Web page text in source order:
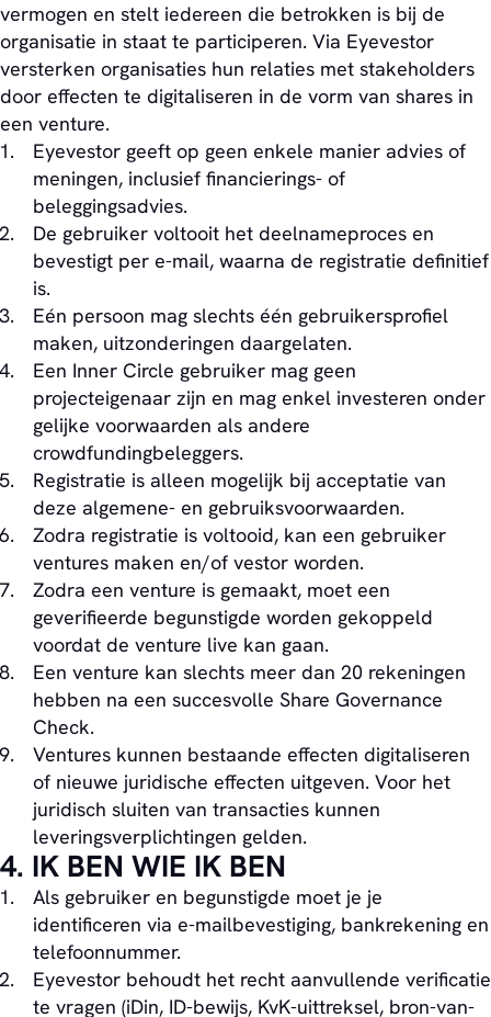
vermogen en stelt iedereen die betrokken is bij de
organisatie in staat te participeren. Via Eyevestor
versterken organisaties hun relaties met stakeholders
door effecten te digitaliseren in de vorm van shares in
een venture.
Eyevestor geeft op geen enkele manier advies of
meningen, inclusief financierings- of
beleggingsadvies.
De gebruiker voltooit het deelnameproces en
bevestigt per e-mail, waarna de registratie definitief
is.
Eén persoon mag slechts één gebruikersprofiel
maken, uitzonderingen daargelaten.
Een Inner Circle gebruiker mag geen
projecteigenaar zijn en mag enkel investeren onder
gelijke voorwaarden als andere
crowdfundingbeleggers.
Registratie is alleen mogelijk bij acceptatie van
deze algemene- en gebruiksvoorwaarden.
Zodra registratie is voltooid, kan een gebruiker
ventures maken en/of vestor worden.
Zodra een venture is gemaakt, moet een
geverifieerde begunstigde worden gekoppeld
voordat de venture live kan gaan.
Een venture kan slechts meer dan 20 rekeningen
hebben na een succesvolle Share Governance
Check.
Ventures kunnen bestaande effecten digitaliseren
of nieuwe juridische effecten uitgeven. Voor het
juridisch sluiten van transacties kunnen
leveringsverplichtingen gelden.
4. IK BEN WIE IK BEN
Als gebruiker en begunstigde moet je je
identificeren via e-mailbevestiging, bankrekening en
telefoonnummer.
Eyevestor behoudt het recht aanvullende verificatie
te vragen (iDin, ID-bewijs, KvK-uittreksel, bron-van-